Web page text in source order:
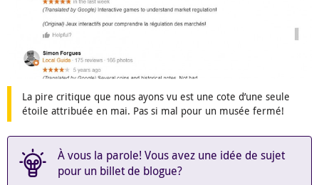
La pire critique que nous ayons vu est une cote d’une seule
étoile attribuée en mai. Pas si mal pour un musée fermé!
À vous la parole! Vous avez une idée de sujet
pour un billet de blogue?